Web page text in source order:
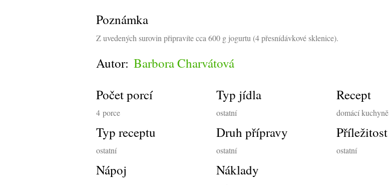
Poznámka
Z uvedených surovin připravíte cca 600 g jogurtu (4 přesnídávkové sklenice).
Autor: Barbora Charvátová
Počet porcí
4 porce
Typ jídla
ostatní
Recept
domácí kuchyně
Typ receptu
ostatní
Druh přípravy
ostatní
Příležitost
ostatní
Nápoj Náklady